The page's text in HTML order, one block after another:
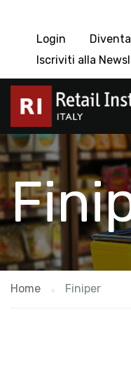
Login
Iscriviti alla
Home Finiper